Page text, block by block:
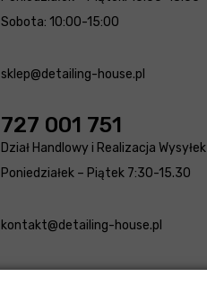
Sobota: 10:00-15:00
sklep@detailing-house.pl
727 001 751
Dział Handlowy i Realizacja Wysyłek
Poniedziałek – Piątek 7:30-15.30
kontakt@detailing-house.pl